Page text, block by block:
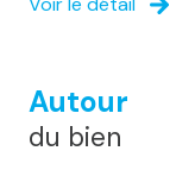
Autour
du bien